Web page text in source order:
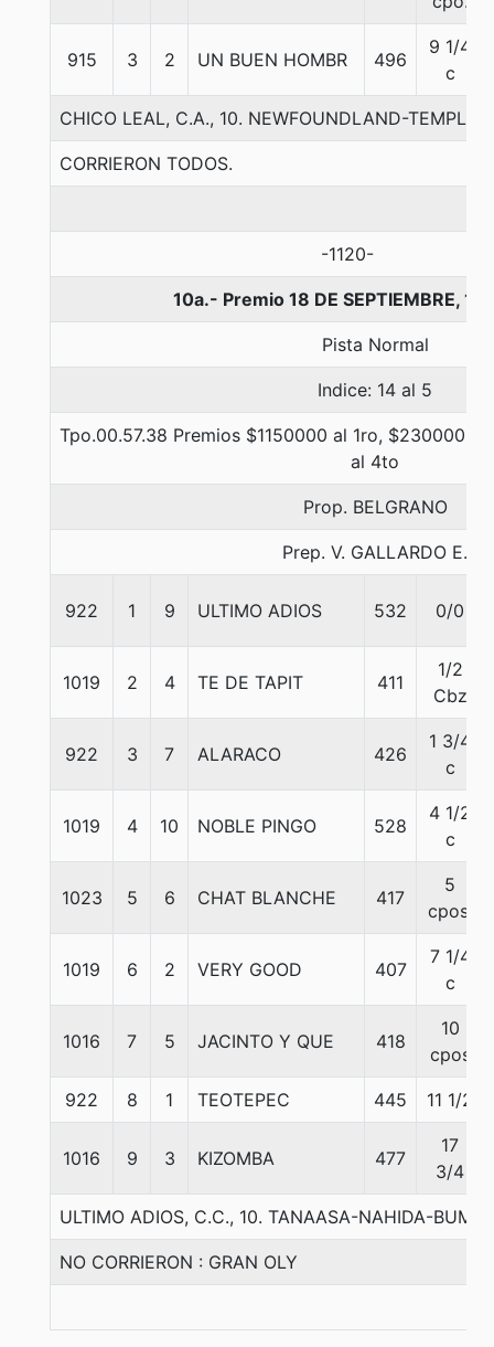
915 3 2 UN BUEN HOMBR 496
9 1/4
c
CHICO LEAL, C.A., 10. NEWFOUNDLAND-
CORRIERON TODOS.
-1120-
10a.- Premio 18 DE SEPTIEMBRE,
Pista Normal
Indice: 14 al 5
Tpo.00.57.38 Premios $1150000 al 1ro, $230000
al 4to
Prop. BELGRANO
Prep. V. GALLARDO E.
922 1 9 ULTIMO ADIOS 532 0/0
1019 2 4 TE DE TAPIT 411
1/2
Cbz
922 3 7 ALARACO 426
1 3/4
c
1019 4 10 NOBLE PINGO 528
4 1/2
c
1023 5 6 CHAT BLANCHE 417
5
cpos.
1019 6 2 VERY GOOD 407
7 1/4
c
1016 7 5 JACINTO Y QUE 418
10
cpos
922 8 1 TEOTEPEC 445 11 1/2
1016 9 3 KIZOMBA 477
17
3/4
ULTIMO ADIOS, C.C., 10. TANAASA-NAHIDA-BUMI
NO CORRIERON : GRAN OLY